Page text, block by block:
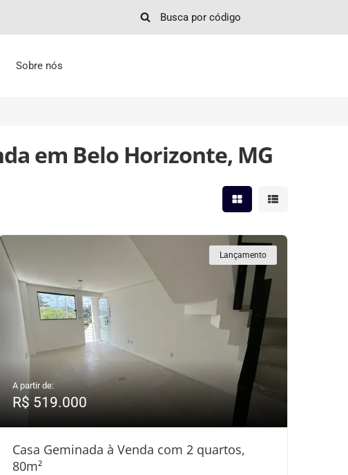
Sobre nós
em Belo Horizonte, MG
Mostrar resultados em
Mostrar
Lançamento
A partir de:
R$ 519.000
Casa Geminada à Venda com 2 quartos,
80m²